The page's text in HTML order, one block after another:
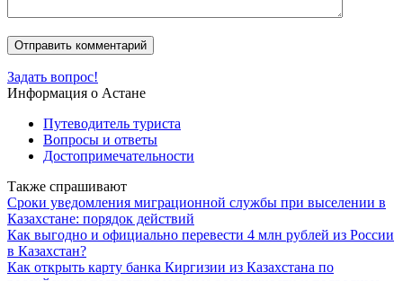
Задать вопрос!
Информация о Астане
Путеводитель туриста
Вопросы и ответы
Достопримечательности
Также спрашивают
Сроки уведомления миграционной службы при выселении в
Казахстане: порядок действий
Как выгодно и официально перевести 4 млн рублей из России
в Казахстан?
Как открыть карту банка Киргизии из Казахстана по